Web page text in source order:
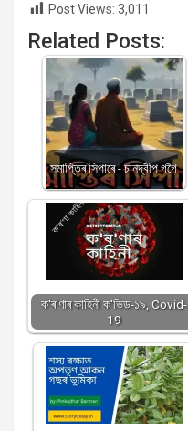
Post Views: 3,011
Related Posts:
সমাপ্তিৰ সিপাৰে - চানদ্বীপ গগৈ
ক'ৰ'ণাৰ কাহিনী ক'ভিড-১৯, Covid-
19